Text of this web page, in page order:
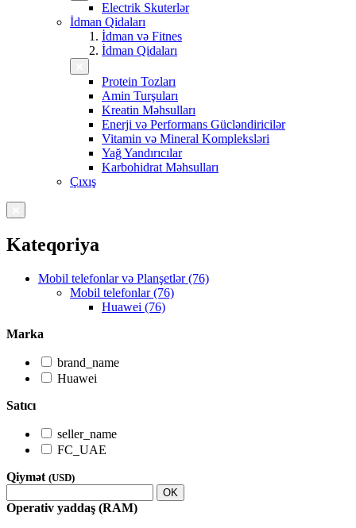
Electrik Skuterlər
İdman Qidaları
İdman və Fitnes
İdman Qidaları
Protein Tozları
Amin Turşuları
Kreatin Məhsulları
Enerji və Performans Gücləndiricilər
Vitamin və Mineral Kompleksləri
Yağ Yandırıcılar
Karbohidrat Məhsulları
Çıxış
Kateqoriya
Mobil telefonlar və Planşetlər (76)
Mobil telefonlar (76)
Huawei (76)
Marka
brand_name
Huawei
Satıcı
seller_name
FC_UAE
Qiymət (USD)
OK
Operativ yaddaş (RAM)